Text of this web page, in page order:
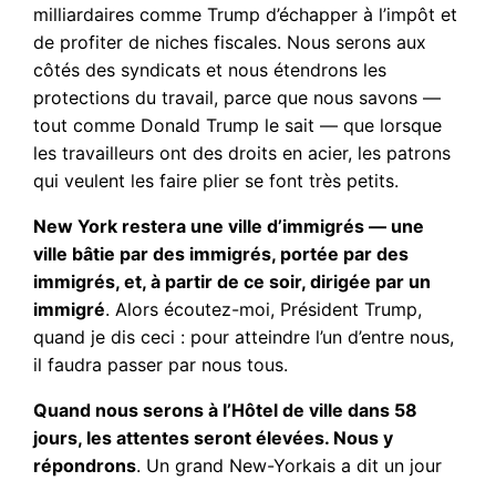
milliardaires comme Trump d’échapper à l’impôt et
de profiter de niches fiscales. Nous serons aux
côtés des syndicats et nous étendrons les
protections du travail, parce que nous savons —
tout comme Donald Trump le sait — que lorsque
les travailleurs ont des droits en acier, les patrons
qui veulent les faire plier se font très petits.
New York restera une ville d’immigrés — une
ville bâtie par des immigrés, portée par des
immigrés, et, à partir de ce soir, dirigée par un
immigré. Alors écoutez-moi, Président Trump,
quand je dis ceci : pour atteindre l’un d’entre nous,
il faudra passer par nous tous.
Quand nous serons à l’Hôtel de ville dans 58
jours, les attentes seront élevées. Nous y
répondrons. Un grand New-Yorkais a dit un jour